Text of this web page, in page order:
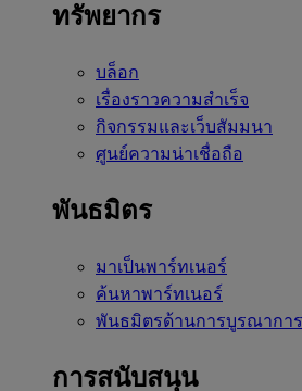
ทรัพยากร
บล็อก
เรื่องราวความสำเร็จ
กิจกรรมและเว็บสัมมนา
ศูนย์ความน่าเชื่อถือ
พันธมิตร
มาเป็นพาร์ทเนอร์
ค้นหาพาร์ทเนอร์
พันธมิตรด้านการบูรณาการ
การสนับสนุน